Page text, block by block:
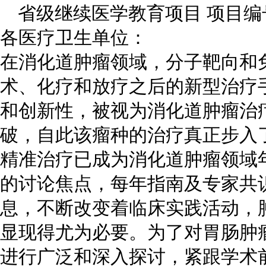
省级继续医学教育项目 项目编
各医疗卫生单位：
在消化道肿瘤领域，分子靶向
术、化疗和放疗之后的新型治
和创新性，被视为消化道肿瘤
破，自此该瘤种的治疗真正步
精准治疗已成为消化道肿瘤领
的讨论焦点，每年指南及专家
息，不断改变着临床实践活动
显现得尤为必要。为了对胃肠
进行广泛和深入探讨，紧跟学术